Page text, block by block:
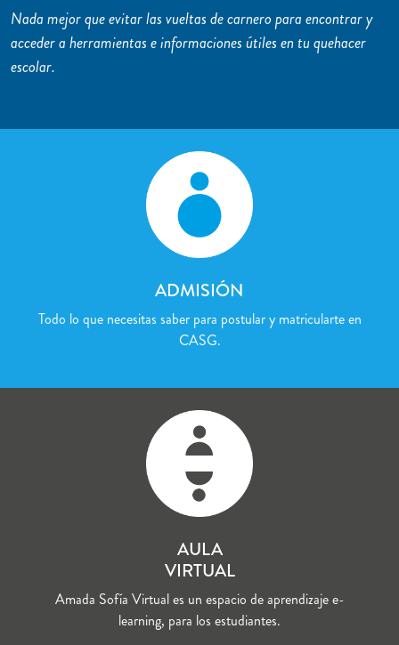
Nada mejor que evitar las vueltas de carnero para encontrar y
acceder a herramientas e informaciones útiles en tu quehacer
escolar.
ADMISIÓN
Todo lo que necesitas saber para postular y matricularte en
CASG.
AULA
VIRTUAL
Amada Sofía Virtual es un espacio de aprendizaje e-
learning, para los estudiantes.